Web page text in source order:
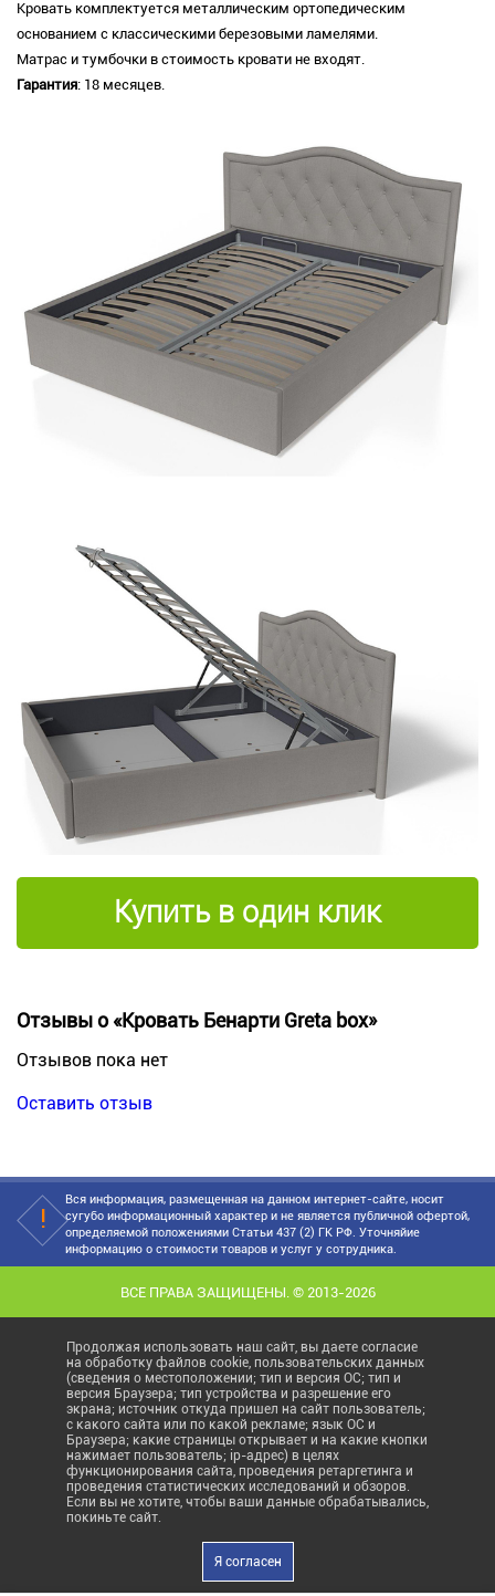
Кровать комплектуется металлическим ортопедическим
основанием с классическими березовыми ламелями.
Матрас и тумбочки в стоимость кровати не входят.
Гарантия: 18 месяцев.
Купить в один клик
Отзывы о «Кровать Бенарти Greta box»
Отзывов пока нет
Оставить отзыв
Вся информация, размещенная на данном интернет-сайте, носит
сугубо информационный характер и не является публичной офертой,
определяемой положениями Статьи 437 (2) ГК РФ. Уточняйие
информацию о стоимости товаров и услуг у сотрудника.
ВСЕ ПРАВА ЗАЩИЩЕНЫ. © 2013-2026
Продолжая использовать наш сайт, вы даете согласие
на обработку файлов cookie, пользовательских данных
(сведения о местоположении; тип и версия ОС; тип и
версия Браузера; тип устройства и разрешение его
экрана; источник откуда пришел на сайт пользователь;
с какого сайта или по какой рекламе; язык ОС и
Браузера; какие страницы открывает и на какие кнопки
нажимает пользователь; ip-адрес) в целях
функционирования сайта, проведения ретаргетинга и
проведения статистических исследований и обзоров.
Если вы не хотите, чтобы ваши данные обрабатывались,
покиньте сайт.
Я согласен